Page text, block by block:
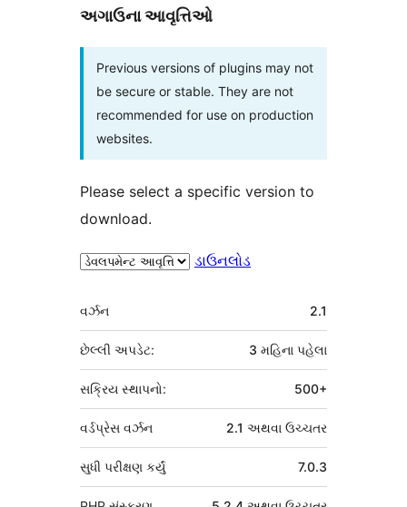
અગાઉના આવૃત્તિઓ
Previous versions of plugins may not
be secure or stable. They are not
recommended for use on production
websites.
Please select a specific version to
download.
ડાઉનલોડ
મેટા
વર્ઝન 2.1
છેલ્લી અપડેટ: 3 મહિના પહેલા
સક્રિય સ્થાપનો: 500+
વર્ડપ્રેસ વર્ઝન 2.1 અથવા ઉચ્ચતર
7.0.3
સુધી પરીક્ષણ કર્યું